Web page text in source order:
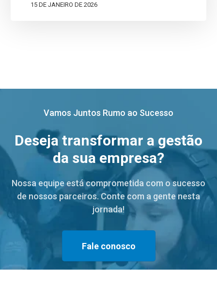
15 DE JANEIRO DE 2026
Vamos Juntos Rumo ao Sucesso
Deseja transformar a gestão
da sua empresa?
Nossa equipe está comprometida com o sucesso
de nossos parceiros. Conte com a gente nesta
jornada!
Fale conosco